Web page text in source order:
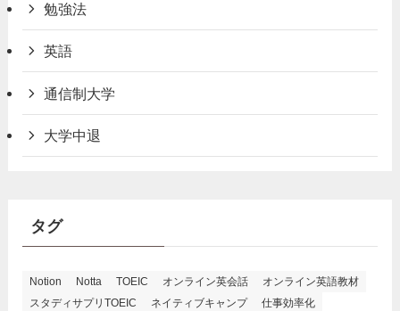
勉強法
英語
通信制大学
大学中退
タグ
Notion Notta TOEIC オンライン英会話
オンライン英語教材
スタディサプリTOEIC
ネイティブキャンプ
仕事効率化